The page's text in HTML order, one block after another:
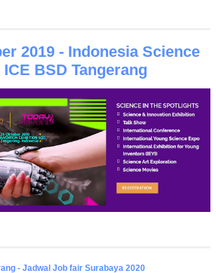
2019 - Indonesia Science
BSD Tangerang
- Jadwal Job fair Surabaya 2020